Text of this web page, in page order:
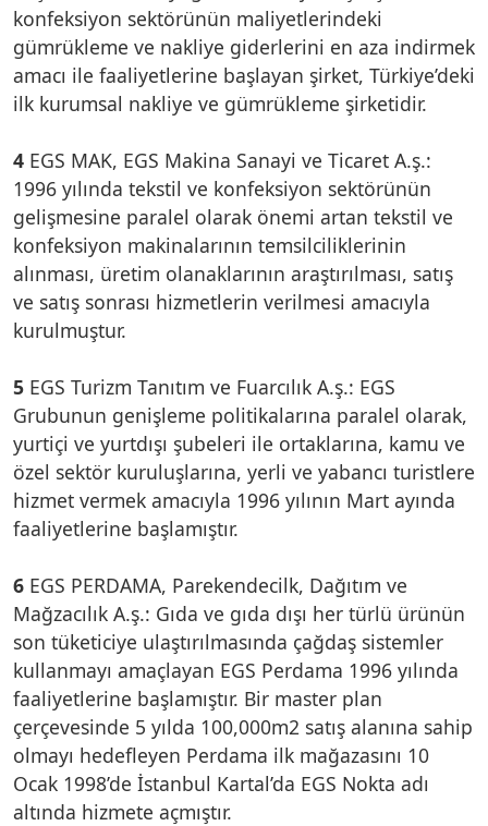
konfeksiyon sektörünün maliyetlerindeki
gümrükleme ve nakliye giderlerini en aza indirmek
amacı ile faaliyetlerine başlayan şirket, Türkiye’deki
ilk kurumsal nakliye ve gümrükleme şirketidir.
4 EGS MAK, EGS Makina Sanayi ve Ticaret A.ş.:
1996 yılında tekstil ve konfeksiyon sektörünün
gelişmesine paralel olarak önemi artan tekstil ve
konfeksiyon makinalarının temsilciliklerinin
alınması, üretim olanaklarının araştırılması, satış
ve satış sonrası hizmetlerin verilmesi amacıyla
kurulmuştur.
5 EGS Turizm Tanıtım ve Fuarcılık A.ş.: EGS
Grubunun genişleme politikalarına paralel olarak,
yurtiçi ve yurtdışı şubeleri ile ortaklarına, kamu ve
özel sektör kuruluşlarına, yerli ve yabancı turistlere
hizmet vermek amacıyla 1996 yılının Mart ayında
faaliyetlerine başlamıştır.
6 EGS PERDAMA, Parekendecilk, Dağıtım ve
Mağzacılık A.ş.: Gıda ve gıda dışı her türlü ürünün
son tüketiciye ulaştırılmasında çağdaş sistemler
kullanmayı amaçlayan EGS Perdama 1996 yılında
faaliyetlerine başlamıştır. Bir master plan
çerçevesinde 5 yılda 100,000m2 satış alanına sahip
olmayı hedefleyen Perdama ilk mağazasını 10
Ocak 1998’de İstanbul Kartal’da EGS Nokta adı
altında hizmete açmıştır.